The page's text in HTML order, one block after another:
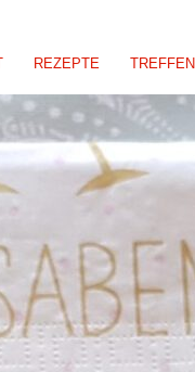
REZEPTE TREFFEN